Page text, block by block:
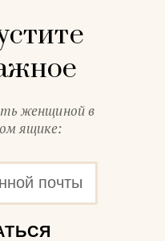
женщиной в
ящике: